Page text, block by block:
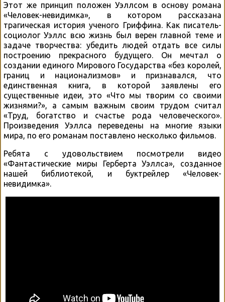
Этот же принцип положен Уэллсом в основу романа
«Человек-невидимка», в котором рассказана
трагическая история ученого Гриффина. Как писатель-
социолог Уэллс всю жизнь был верен главной теме и
задаче творчества: убедить людей отдать все силы
построению прекрасного будущего. Он мечтал о
создании единого Мирового Государства «без королей,
границ и национализмов» и признавался, что
единственная книга, в которой заявлены его
существенные идеи, это «Что мы творим со своими
жизнями?», а самым важным своим трудом считал
«Труд, богатство и счастье рода человеческого».
Произведения Уэллса переведены на многие языки
мира, по его романам поставлено несколько фильмов.
Ребята с удовольствием посмотрели видео
«Фантастические миры Герберта Уэллса», созданное
нашей библиотекой, и буктрейлер «Человек-
невидимка».